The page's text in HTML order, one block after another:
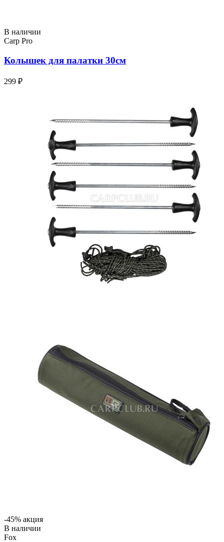
В наличии
Carp Pro
Колышек для палатки 30см
299 ₽
-45% акция
В наличии
Fox